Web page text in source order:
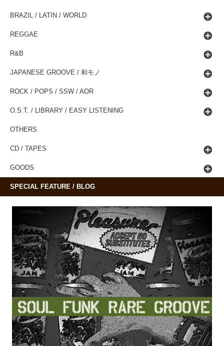
BRAZIL / LATIN / WORLD
REGGAE
R&B
JAPANESE GROOVE / 和モノ
ROCK / POPS / SSW / AOR
O.S.T. / LIBRARY / EASY LISTENING
OTHERS
CD / TAPES
GOODS
SPECIAL FEATURE / BLOG